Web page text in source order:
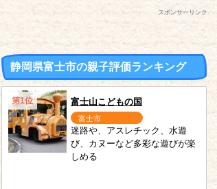
スポンサーリンク
静岡県富士市の親子評価ランキング
第1位 富士山こどもの国
富士市
迷路や、アスレチック、水遊
び、カヌーなど多彩な遊びが楽
しめる